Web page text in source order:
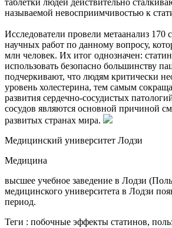
таблетки людей действительно
называемой невосприимчивостью к
Исследователи провели метаанализ
научных работ по данному вопросу,
млн человек. Их итог однозначен:
использовать безопасно большинству
подчеркивают, что людям критически
уровень холестерина, тем самым
развития сердечно-сосудистых
сосудов являются основной причиной
развитых странах мира.
Медицинский университет Лодзи
Медицина
высшее учебное заведение в Лодзи
медицинского университета в Лодзи
период.
Теги : побочные эффекты статинов,